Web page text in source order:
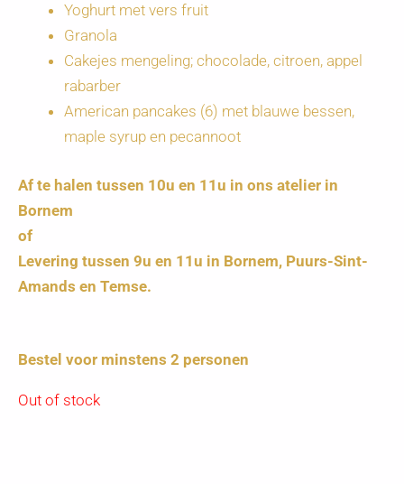
Yoghurt met vers fruit
Granola
Cakejes mengeling; chocolade, citroen, appel
rabarber
American pancakes (6) met blauwe bessen,
maple syrup en pecannoot
Af te halen tussen 10u en 11u in ons atelier in
Bornem
of
Levering tussen 9u en 11u in Bornem, Puurs-Sint-
Amands en Temse.
Bestel voor minstens 2 personen
Out of stock